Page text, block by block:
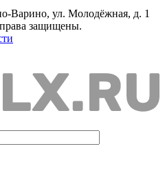
Варино, ул. Молодёжная, д. 1
защищены.